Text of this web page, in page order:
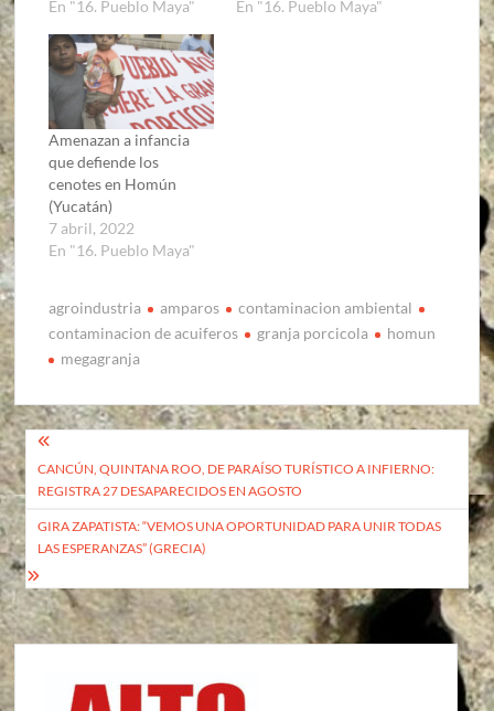
En "16. Pueblo Maya" En "16. Pueblo Maya"
Amenazan a infancia
que defiende los
cenotes en Homún
(Yucatán)
7 abril, 2022
En "16. Pueblo Maya"
agroindustria amparos
contaminacion ambiental
contaminacion de acuiferos
granja porcicola
homun
megagranja
Navegación
de
entradas
CANCÚN, QUINTANA ROO, DE PARAÍSO TURÍSTICO A INFIERNO:
REGISTRA 27 DESAPARECIDOS EN AGOSTO
GIRA ZAPATISTA: “VEMOS UNA OPORTUNIDAD PARA UNIR TODAS
LAS ESPERANZAS” (GRECIA)